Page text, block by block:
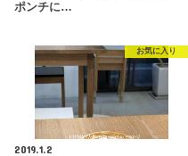
ポンチに…
お気に入り
2019.1.2